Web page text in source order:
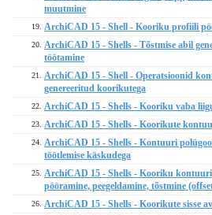
muutmine
19. ArchiCAD 15 - Shell - Kooriku profiili
20.
ArchiCAD 15 - Shells - Tõstmise abil
töötamine
21.
ArchiCAD 15 - Shell - Operatsioonid
genereeritud koorikutega
22. ArchiCAD 15 - Shells - Kooriku vaba
23. ArchiCAD 15 - Shells - Koorikute
24.
ArchiCAD 15 - Shells - Kontuuri
töötlemise käskudega
25.
ArchiCAD 15 - Shells - Kooriku
pööramine, peegeldamine, tõstmine
26. ArchiCAD 15 - Shells - Koorikute sisse